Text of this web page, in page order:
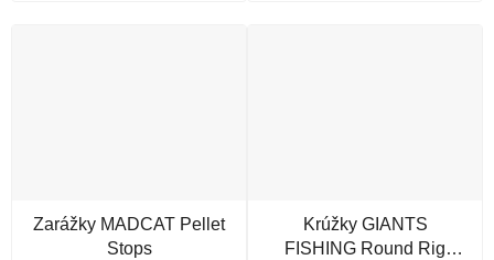
Zarážky MADCAT Pellet
Stops
Krúžky GIANTS
FISHING Round Rig